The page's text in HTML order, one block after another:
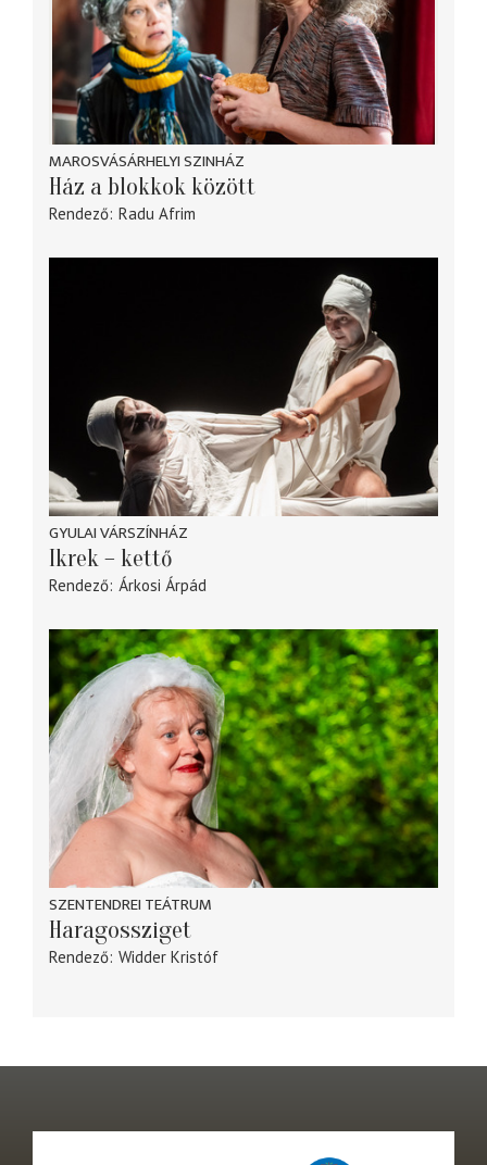
MAROSVÁSÁRHELYI SZINHÁZ
Ház a blokkok között
Rendező Radu Afrim
GYULAI VÁRSZÍNHÁZ
Ikrek – kettő
Rendező Árkosi Árpád
SZENTENDREI TEÁTRUM
Haragossziget
Rendező Widder Kristóf